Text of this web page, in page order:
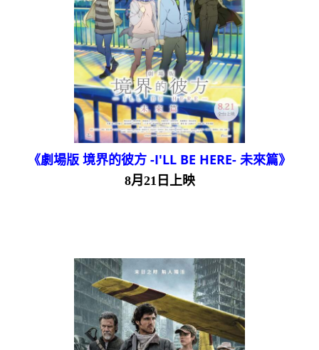
《劇場版 境界的彼方 -I'LL BE HERE- 未來篇》
8月21日上映